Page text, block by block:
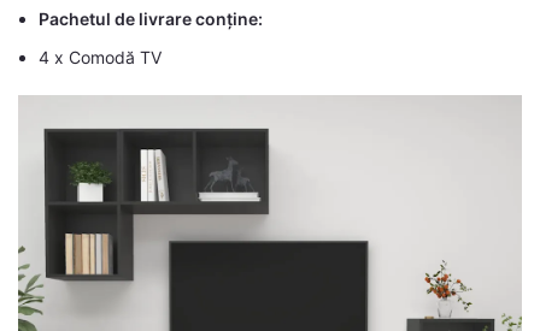
Pachetul de livrare conține:
4 x Comodă TV